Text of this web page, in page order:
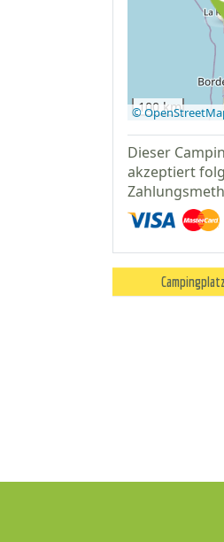
100 km
©
Dieser
akzeptiert